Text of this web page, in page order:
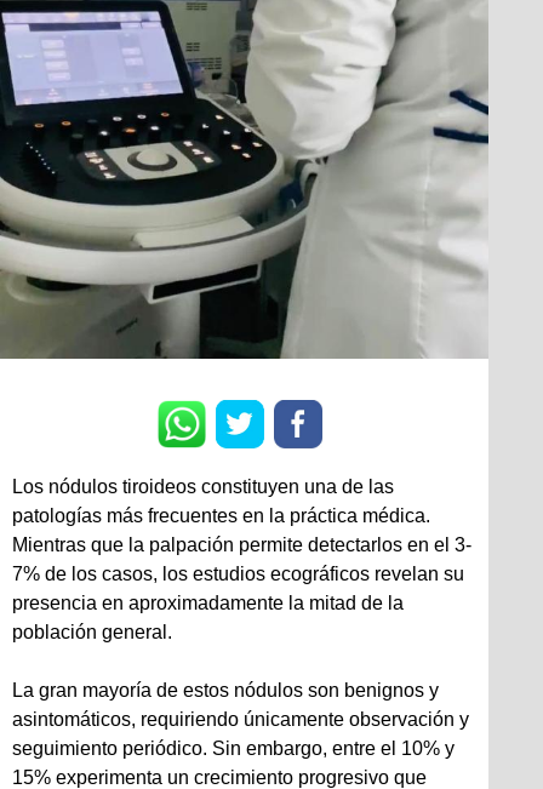
Los nódulos tiroideos constituyen una de las
patologías más frecuentes en la práctica médica.
Mientras que la palpación permite detectarlos en el 3-
7% de los casos, los estudios ecográficos revelan su
presencia en aproximadamente la mitad de la
población general.
La gran mayoría de estos nódulos son benignos y
asintomáticos, requiriendo únicamente observación y
seguimiento periódico. Sin embargo, entre el 10% y
15% experimenta un crecimiento progresivo que